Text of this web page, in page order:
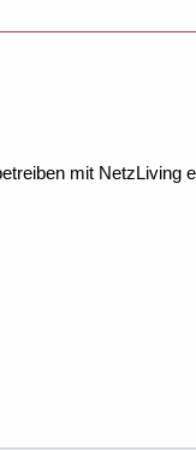
mit NetzLiving